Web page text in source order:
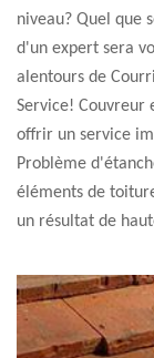
niveau? Quel que
d'un expert sera
alentours de
Service! Couvreur
offrir un service
Problème
éléments de
un résultat de